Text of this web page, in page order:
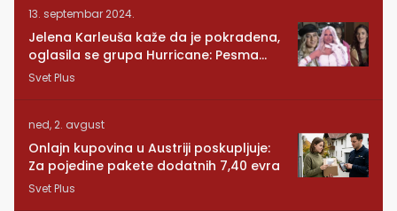
13. septembar 2024.
Jelena Karleuša kaže da je pokradena,
oglasila se grupa Hurricane: Pesma
RUNDE je naša!
Svet Plus
ned, 2. avgust
Onlajn kupovina u Austriji poskupljuje:
Za pojedine pakete dodatnih 7,40 evra
Svet Plus